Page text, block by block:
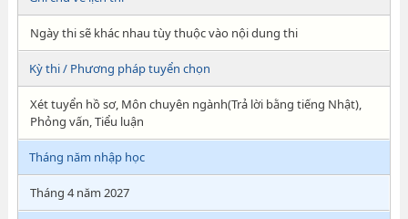
Ngày thi sẽ khác nhau tùy thuộc vào nội dung thi
Kỳ thi / Phương pháp tuyển chọn
Xét tuyển hồ sơ, Môn chuyên ngành(Trả lời bằng tiếng Nhật),
Phỏng vấn, Tiểu luận
Tháng năm nhập học
Tháng 4 năm 2027